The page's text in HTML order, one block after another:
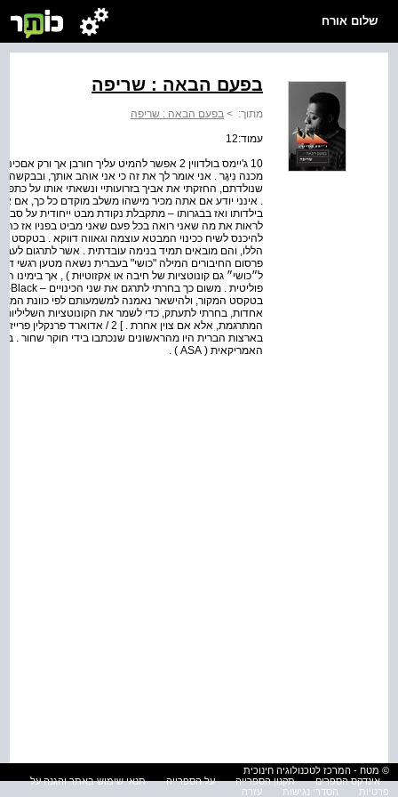
שלום אורח
בפעם הבאה : שריפה
מתוך: > בפעם הבאה : שריפה
עמוד:12
10 ג'יימס בולדווין 2 אפשר להמיט עליך חורבן
מכנה נִיגֶר . אני אומר לך את זה כי אני אוהב אותך,
שנולדתם, החזקתי את אביך בזרועותיי ונשאתי אותו על
. אינני יודע אם אתה מכיר מישהו משלב מוקדם כל כך, אם
בילדותו ואז בבגרותו – מתקבלת נקודת מבט ייחודית על
להיכנס לשיח ככינוי המבטא עוצמה וגאווה דווקא . בטקסט של
ל״כושי״ גם קונוטציות של חיבה או אקזוטיוּת ) , אך בימינו
אחדות, בחרתי לתעתק, כדי לשמר את הקונוטציות
המתרגמת, אלא אם צוין אחרת . ] 2 /
האמריקאית ( ASA ) .
© מטח - המרכז לטכנולוגיה חינוכית
אינדקס הספרים
תקנון הספרייה על הספרייה
תנאי שימוש באתר והגנה על
פרטיות
הסדרי נגישות עזרה